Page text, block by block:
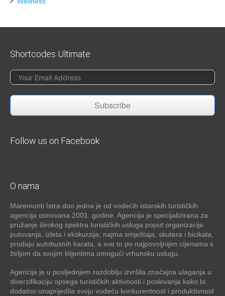
Shortcodes Ultimate
Subscribe
Follow us on Facebook
O nama
Maremonti Istra doo jedna je od vodećih istarskih turističkih
agencija osnovana 2001. godine. Agencija je specijalizirana za
pružanje širokog spektra turističkih usluga poput organizacije
putovanja, izleta i ekskurzija, najma smještaja, skutera i bicikala,
prodaju autobusnih karata, a sve to po najpovoljnijim cijenama s
željom da svojim klijentima omogući vrhunsku uslugu.
Agencija je u posljednjem razdoblju izvršila značajna ulaganja u
diverzifikaciju opsega turističkih aktivnosti i poslovanja kako bi
dodatno unaprijedila svoju vodeću konkurentnost i produktivnost